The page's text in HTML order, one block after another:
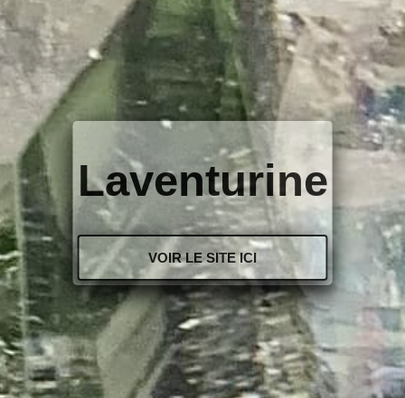
Laventurine
VOIR LE SITE ICI